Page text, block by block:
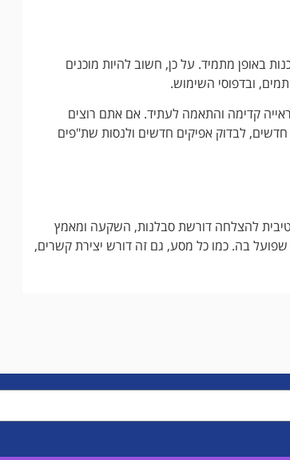
באופן מתמיד. על כן, חשוב להיות מוכנים
ובדפוסי השימוש.
קדימה והתאמה לעתיד. אם אתם רוצים
ובאילך, עליכם לאמץ כלים חדשים, לבדוק אפיקים חדשים ולנסות שת"פים
להצלחה דורשת סבלנות, השקעה ומאמץ
בה. כמו כל מסע, גם זה דורש יצירת קשרים,